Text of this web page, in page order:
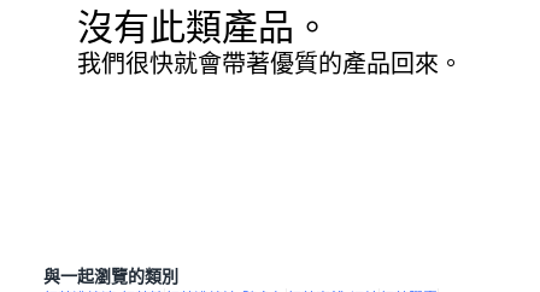
沒有此類產品。
我們很快就會帶著優質的產品回來。
與一起瀏覽的類別